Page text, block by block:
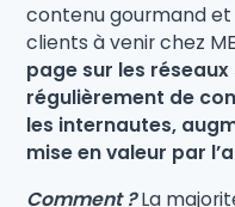
contenu gourmand
clients à venir chez
page sur les
régulièrement de
les internautes,
mise en valeur par
Comment ?La